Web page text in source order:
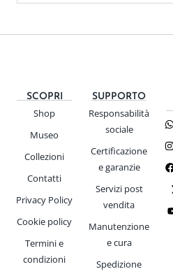
SCOPRI
Shop
Museo
Collezioni
Contatti
Privacy Policy
Cookie policy
Termini e
condizioni
SUPPORTO
Responsabilità
sociale
Certificazione
e garanzie
Servizi post
vendita
Manutenzione
e cura
Spedizione